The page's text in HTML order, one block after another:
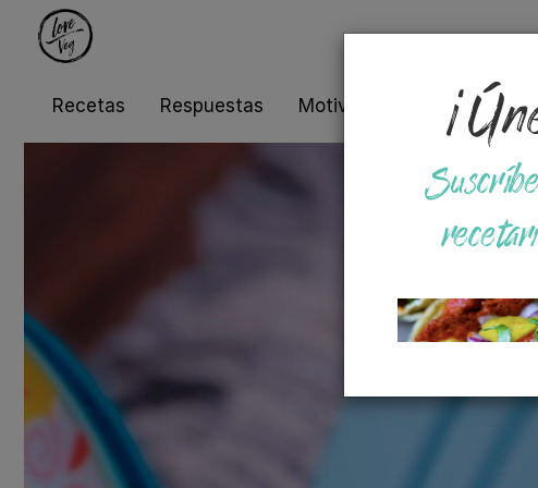
Recetas Respuestas Motivos Salud Tips